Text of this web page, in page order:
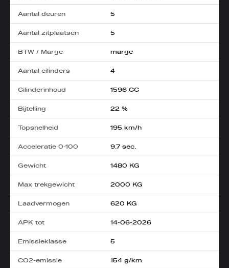
Aantal deuren 5
Aantal zitplaatsen 5
BTW / Marge marge
Aantal cilinders 4
Cilinderinhoud 1596 CC
Bijtelling 22 %
Topsnelheid 195 km/h
Acceleratie 0-100 9.7 sec.
Gewicht 1480 KG
Max trekgewicht 2000 KG
Laadvermogen 620 KG
APK tot 14-06-2026
Emissieklasse 5
CO2-emissie 154 g/km